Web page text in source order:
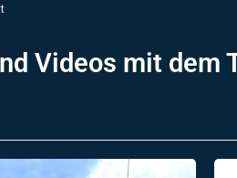
Videos mit dem